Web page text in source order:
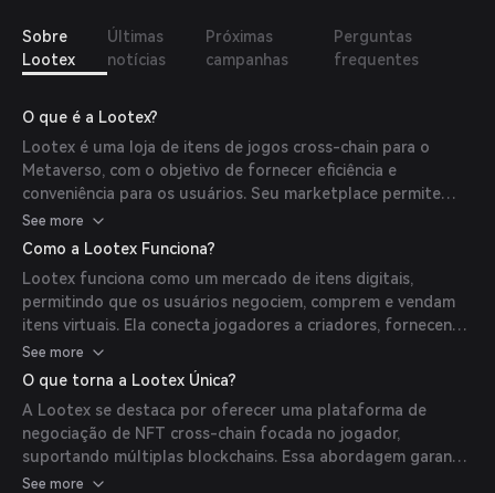
Sobre
Lootex
Últimas
notícias
Próximas
campanhas
Perguntas
frequentes
O que é a Lootex?
Lootex é uma loja de itens de jogos cross-chain para o
Metaverso, com o objetivo de fornecer eficiência e
conveniência para os usuários. Seu marketplace permite
que jogadores de todo o mundo comprem avatares, armas
raras, terras, bem como pets ou monstros para seus jogos
See more
Como a Lootex Funciona?
Lootex funciona como um mercado de itens digitais,
permitindo que os usuários negociem, comprem e vendam
itens virtuais. Ela conecta jogadores a criadores, fornecendo
uma plataforma onde criadores podem projetar e vender
itens virtuais, promovendo um ecossistema vibrante que
beneficia ambas as partes.
See more
O que torna a Lootex Única?
A Lootex se destaca por oferecer uma plataforma de
negociação de NFT cross-chain focada no jogador,
suportando múltiplas blockchains. Essa abordagem garante
uma experiência de negociação fluida e eficiente para
See more